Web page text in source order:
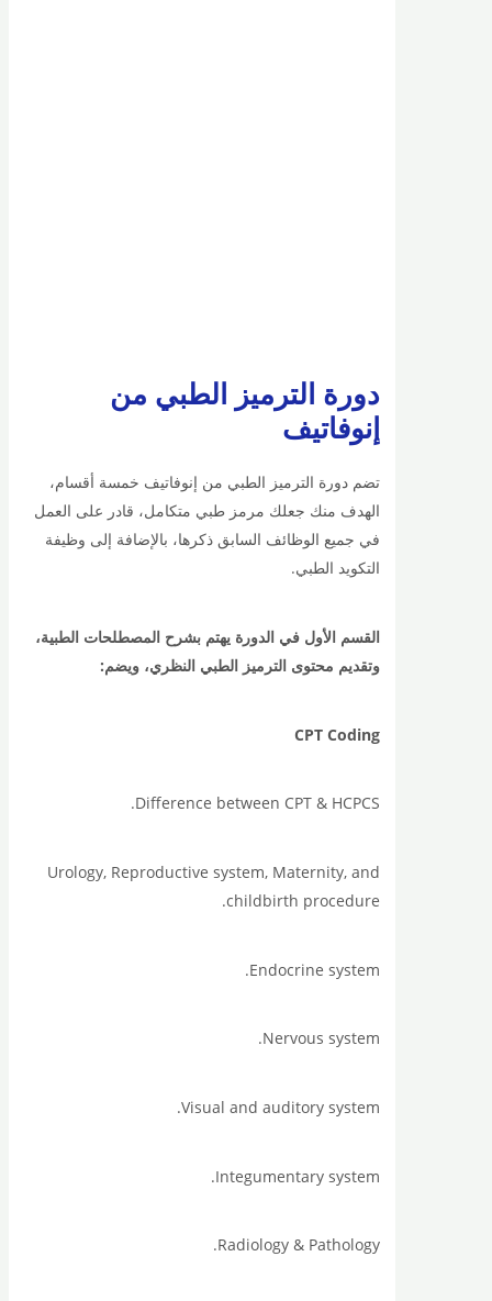
دورة الترميز الطبي من
إنوفاتيف
تضم دورة الترميز الطبي من إنوفاتيف خمسة أقسام،
الهدف منك جعلك مرمز طبي متكامل، قادر على العمل
في جميع الوظائف السابق ذكرها، بالإضافة إلى وظيفة
التكويد الطبي.
القسم الأول في الدورة يهتم بشرح المصطلحات الطبية،
وتقديم محتوى الترميز الطبي النظري، ويضم:
CPT Coding
Difference between CPT & HCPCS.
Urology, Reproductive system, Maternity, and
childbirth procedure.
Endocrine system.
Nervous system.
Visual and auditory system.
Integumentary system.
Radiology & Pathology.